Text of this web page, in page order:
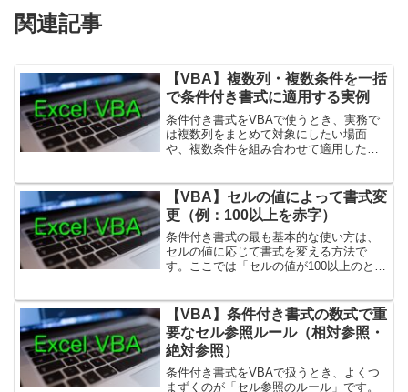
関連記事
【VBA】複数列・複数条件を一括
で条件付き書式に適用する実例
条件付き書式をVBAで使うとき、実務で
は複数列をまとめて対象にしたい場面
や、複数条件を組み合わせて適用したい
く一括設定できます。1. 複数列を一度に
対象にする方法例...
【VBA】セルの値によって書式変
更（例：100以上を赤字）
条件付き書式の最も基本的な使い方は、
セルの値に応じて書式を変える方法で
す。ここでは「セルの値が100以上のと
値で赤字() Dim rng As Range Set...
【VBA】条件付き書式の数式で重
要なセル参照ルール（相対参照・
絶対参照）
条件付き書式をVBAで扱うとき、よくつ
まずくのが「セル参照のルール」です。